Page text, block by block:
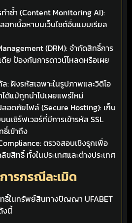
ำซ้ำ (Content Monitoring AI):
กเนื้อหาบนเว็บไซต์อื่นแบบเรียล
(DRM): จำกัดสิทธิ์การ
ย ป้องกันการดาวน์โหลดหรือเผย
: ฝังรหัสเฉพาะในรูปภาพและวิดีโอ
ด้แม้ถูกนำไปเผยแพร่ใหม่
อดภัยไฟล์ (Secure Hosting): เก็บ
เซิร์ฟเวอร์ที่มีการเข้ารหัส SSL
เข้าถึง
ตรวจสอบเชิงรุกเพื่อ
ขสิทธิ์ ทั้งในประเทศและต่างประเทศ
ารกรณีละเมิด
ธิ์ในทรัพย์สินทางปัญญา UFABET
งนี้